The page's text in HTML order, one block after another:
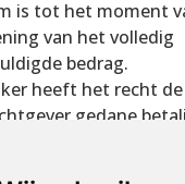
is tot het moment
van het volledig
bedrag.
heeft het recht
gedane